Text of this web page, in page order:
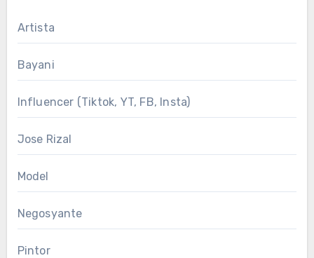
Artista
Bayani
Influencer (Tiktok, YT, FB, Insta)
Jose Rizal
Model
Negosyante
Pintor